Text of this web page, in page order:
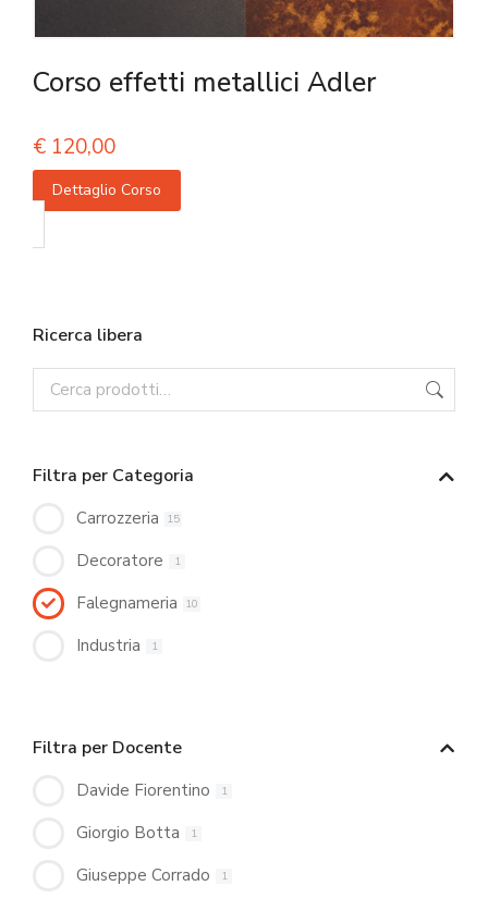
Corso effetti metallici Adler
€ 120,00
Dettaglio Corso
Ricerca libera
Filtra per Categoria
Carrozzeria 15
Decoratore 1
Falegnameria 10
Industria 1
Filtra per Docente
Davide Fiorentino 1
Giorgio Botta 1
Giuseppe Corrado 1